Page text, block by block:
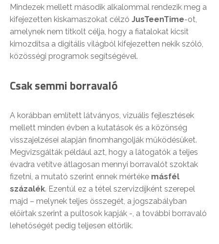
Mindezek mellett második alkalommal rendezik meg a
kifejezetten kiskamaszokat célzó JusTeenTime-ot,
amelynek nem titkolt célja, hogy a fiatalokat kicsit
kimozdítsa a digitális világból kifejezetten nekik szóló,
közösségi programok segítségével.
Csak semmi borravaló
A korábban említett látványos, vizuális fejlesztések
mellett minden évben a kutatások és a közönség
visszajelzései alapján finomhangolják működésüket.
Megvizsgálták például azt, hogy a látogatók a teljes
évadra vetítve átlagosan mennyi borravalót szoktak
fizetni, a mutató szerint ennek mértéke másfél
százalék. Ezentúl ez a tétel szervizdíjként szerepel
majd – melynek teljes összegét, a jogszabályban
előírtak szerint a pultosok kapják -, a további borravaló
lehetőségét pedig teljesen eltörlik.